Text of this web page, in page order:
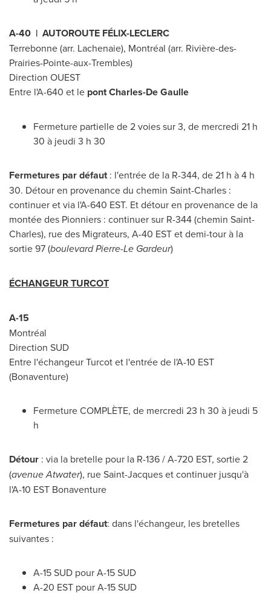
A-40 | AUTOROUTE FÉLIX-LECLERC
Terrebonne(arr. Lachenaie), Montréal (arr. Rivière-des-
Prairies-Pointe-aux-Trembles)
Direction OUEST
Entre l'A-640 et le pontCharles-De Gaulle
Fermeture partielle de 2 voies sur 3, de mercredi 21 h
30 à jeudi 3 h 30
Fermetures par défaut: l'entrée de la R-344, de 21 h à 4 h
30. Détour en provenance du chemin Saint-Charles :
continuer et via l'A-640 EST. Et détour en provenance de la
montée des Pionniers : continuer sur R-344 (chemin Saint-
Charles), rue des Migrateurs, A-40 EST et demi-tour à la
sortie 97 (boulevardPierre-Le Gardeur)
ÉCHANGEUR TURCOT
A-15
Montréal
Direction SUD
Entre l'échangeur Turcot et l'entrée de l'A-10 EST
(Bonaventure)
Fermeture COMPLÈTE, de mercredi 23 h 30 à jeudi 5
h
Détour : via la bretelle pour la R-136 / A-720 EST, sortie 2
(avenueAtwater), rueSaint-Jacqueset continuer jusqu'à
l'A-10 EST Bonaventure
Fermetures par défaut: dans l'échangeur, les bretelles
suivantes :
A-15 SUD pour A-15 SUD
A-20 EST pour A-15 SUD